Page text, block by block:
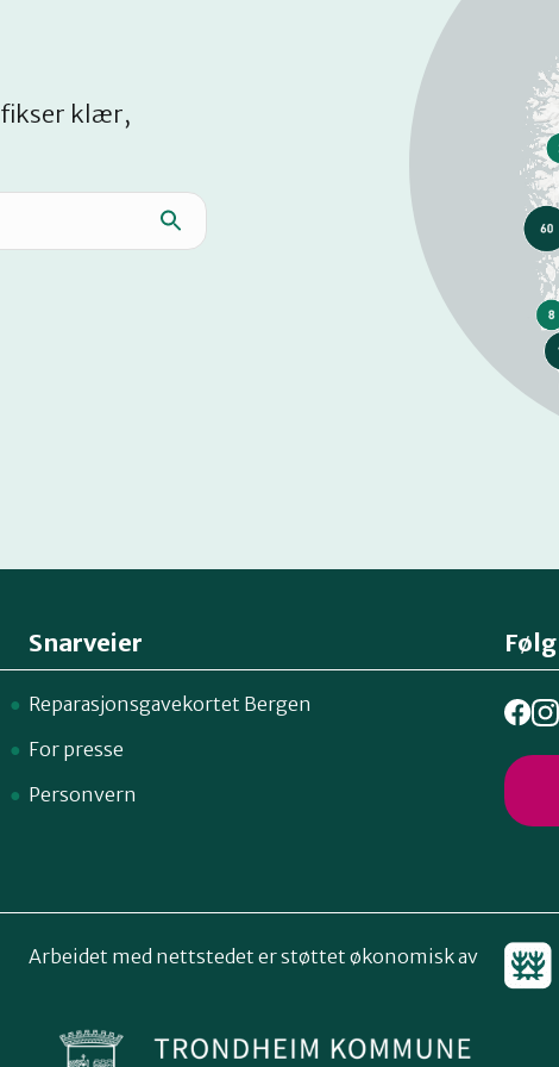
fikser klær,
Snarveier
Reparasjonsgavekortet Bergen
For presse
Personvern
Arbeidet med nettstedet er støttet økonomisk av